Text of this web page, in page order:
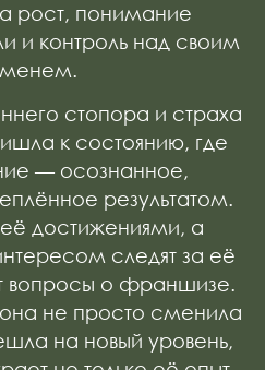
рост, понимание
и контроль над своим
стопора и страха
к состоянию, где
— осознанное,
результатом.
достижениями, а
следят за её
вопросы о франшизе.
она не просто сменила
на новый уровень,